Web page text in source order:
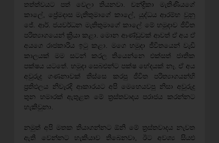
තත්ත්වයට පත් වෙලා තියනවා. චන්ද්‍රිකා මැතිණියගේ
කාලේ, ප්‍රේමදාස මැතිතුමාගේ කාලේ, යුද්ධය ආරම්භ වුනු
ජේ. ආර්. ජයවර්ධන මැතිතුමාගේ කාලේ මේ හමුදාව ජීවිත
පරිත්‍යාගයෙන් ක්‍රියා කළා. මොන ආණ්ඩුවක් ආවත් ඒ අය ඒ
අයගෙ රාජකාරිය ඉටු කළා. මගෙ හමුදා ජීවිතයෙන් වැඩි
කාලයක් මම සටන් කරල තියෙන්නෙ එක්සත් ජාතික
පක්ෂය යටතේ. හමුදා සෙබළුන්ට පක්ෂ භේදයක් නෑ. ඒ අය
අවුරුදු ගණනාවක් තිස්සෙ කරපු ජීවිත පරිත්‍යාගයන්හි
ප්‍රතිඵලය නිවැරදි ආකාරයට අපි මෙහෙයවපු නිසා අවුරුදු
තුන හමාරක් ඇතුළත මේ ත්‍රස්තවාදය පරාජය කරන්නට
හැකිවුනා.
නමුත් අපි මතක තියාගන්නට ඕනි මේ ත්‍රස්තවාදය නැවත
ඇති වෙන්නට හැකියාව තිබෙනවා, ඊට අවශ්‍ය සියළු